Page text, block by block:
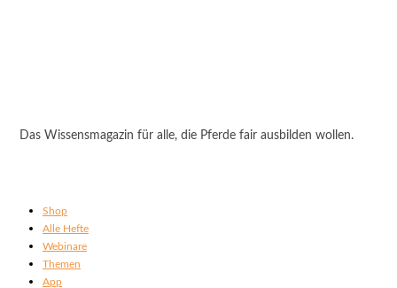
Das Wissensmagazin für alle, die Pferde fair ausbilden wollen.
Shop
Alle Hefte
Webinare
Themen
App